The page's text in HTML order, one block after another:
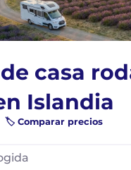
casa
Islandia
🏷️ Comparar precios